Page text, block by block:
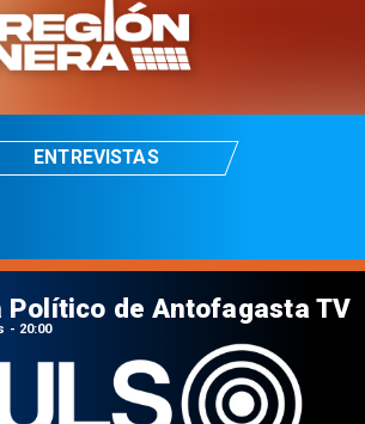
ENTREVISTAS
Político de Antofagasta TV
- 20:00